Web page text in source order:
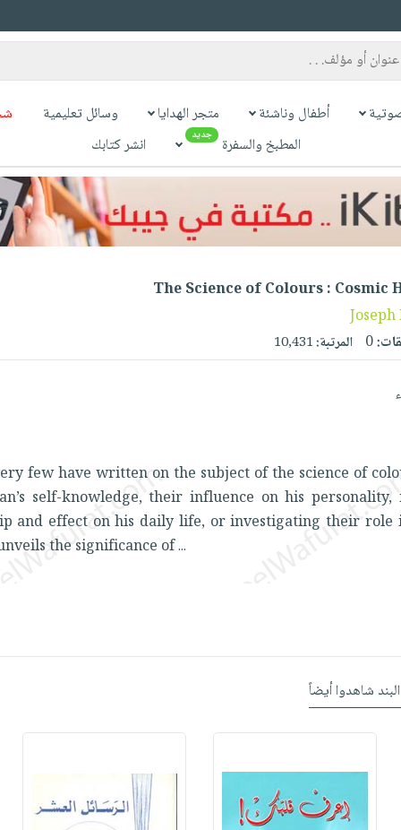
أطفال وناشئة متجر الهدايا وسائل تعليمية
المطبخ والسفرة
جديد انشر كتابك
The Science of Colours : Cosmic
0 المرتبة:10,431
few have written on the subject of the science of
self-knowledge, their influence on his
and effect on his daily life, or investigating their role
the significance of...
شاهدوا أيضاً